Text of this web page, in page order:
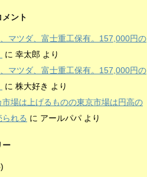
ント
マツダ、富士重工保有。157,000円の
に 幸太郎 より
マツダ、富士重工保有。157,000円の
に 株大好き より
市場は上げるものの東京市場は円高の
られる に アールパパ より
ー